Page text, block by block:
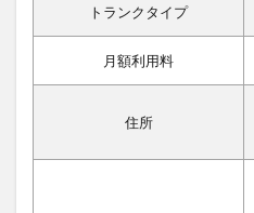
トランクタイプ
月額利用料
住所